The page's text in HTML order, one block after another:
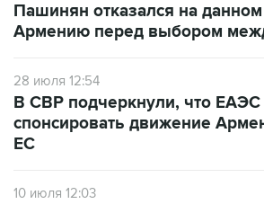
Пашинян отказался на данном
Армению перед выбором
28 июля 12:54
В СВР подчеркнули, что ЕАЭС
спонсировать движение
ЕС
10 июля 12:03